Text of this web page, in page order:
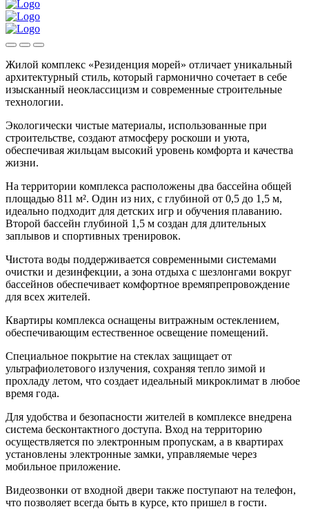
Жилой комплекс «Резиденция морей» отличает уникальный
архитектурный стиль, который гармонично сочетает в себе
изысканный неоклассицизм и современные строительные
технологии.
Экологически чистые материалы, использованные при
строительстве, создают атмосферу роскоши и уюта,
обеспечивая жильцам высокий уровень комфорта и качества
жизни.
На территории комплекса расположены два бассейна общей
площадью 811 м². Один из них, с глубиной от 0,5 до 1,5 м,
идеально подходит для детских игр и обучения плаванию.
Второй бассейн глубиной 1,5 м создан для длительных
заплывов и спортивных тренировок.
Чистота воды поддерживается современными системами
очистки и дезинфекции, а зона отдыха с шезлонгами вокруг
бассейнов обеспечивает комфортное времяпрепровождение
для всех жителей.
Квартиры комплекса оснащены витражным остеклением,
обеспечивающим естественное освещение помещений.
Специальное покрытие на стеклах защищает от
ультрафиолетового излучения, сохраняя тепло зимой и
прохладу летом, что создает идеальный микроклимат в любое
время года.
Для удобства и безопасности жителей в комплексе внедрена
система бесконтактного доступа. Вход на территорию
осуществляется по электронным пропускам, а в квартирах
установлены электронные замки, управляемые через
мобильное приложение.
Видеозвонки от входной двери также поступают на телефон,
что позволяет всегда быть в курсе, кто пришел в гости.